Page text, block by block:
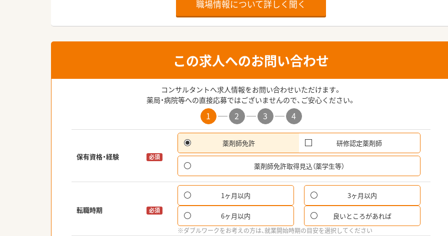
職場情報について詳しく聞く
この求人へのお問い合わせ
コンサルタントへ求人情報をお問い合わせいただけます。
薬局・病院等への直接応募ではございませんので、ご安心ください。
1 2 3 4
保有資格・経験 必須
薬剤師免許 研修認定薬剤師
薬剤師免許取得見込（薬学生等）
転職時期 必須
1ヶ月以内 3ヶ月以内
6ヶ月以内 良いところがあれば
※ダブルワークをお考えの方は、就業開始時期の目安を選択してください